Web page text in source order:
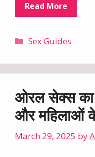
Read More
Categories
Sex Guides
ओरल सेक्स का
और महिलाओं के
March 29, 2025 by